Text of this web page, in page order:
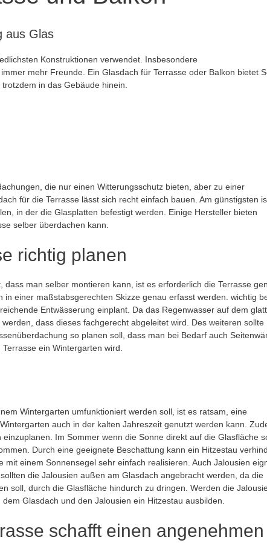
aus Glas
Konstruktionen verwendet. Insbesondere
mehr Freunde. Ein Glasdach für Terrasse oder Balkon bietet
in das Gebäude hinein.
die nur einen Witterungsschutz bieten, aber zu einer
für die Terrasse lässt sich recht einfach bauen. Am günstigsten
in der die Glasplatten befestigt werden. Einige Hersteller bieten
selber überdachen kann.
richtig planen
man selber montieren kann, ist es erforderlich die Terrasse
einer maßstabsgerechten Skizze genau erfasst werden. wichtig
Entwässerung einplant. Da das Regenwasser auf dem
dass dieses fachgerecht abgeleitet wird. Des weiteren sollte
so planen soll, dass man bei Bedarf auch
ein Wintergarten wird.
Wintergarten umfunktioniert werden soll, ist es ratsam, eine
auch in der kalten Jahreszeit genutzt werden kann.
Im Sommer wenn die Sonne direkt auf die Glasfläche
Durch eine geeignete Beschattung kann ein Hitzestau
einem Sonnensegel sehr einfach realisieren. Auch Jalousien
die Jalousien außen am Glasdach angebracht werden, da die
soll, durch die Glasfläche hindurch zu dringen. Werden die
Glasdach und den Jalousien ein Hitzestau ausbilden.
schafft einen angenehmen